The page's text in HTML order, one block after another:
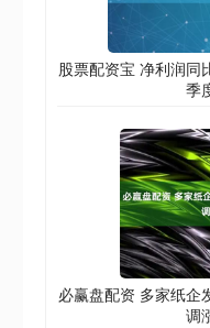
股票配资宝 净利润同
季
必赢盘配资 多家纸企
调